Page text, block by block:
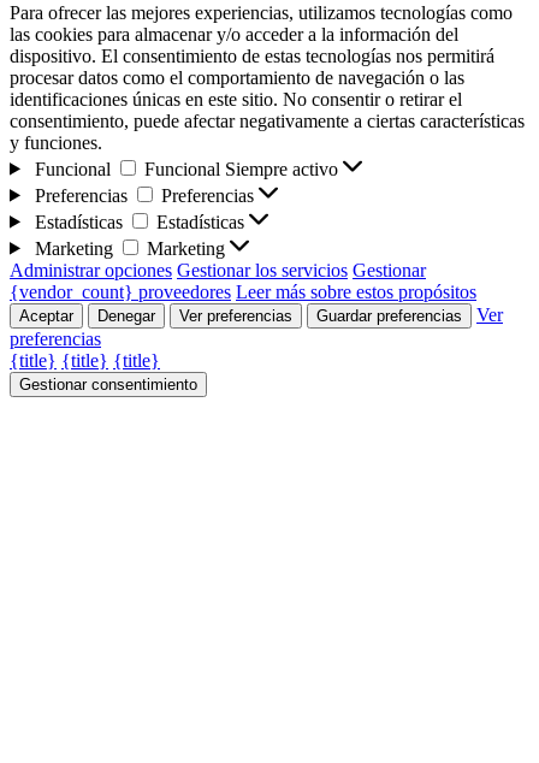
Para ofrecer las mejores experiencias, utilizamos tecnologías como
las cookies para almacenar y/o acceder a la información del
dispositivo. El consentimiento de estas tecnologías nos permitirá
procesar datos como el comportamiento de navegación o las
identificaciones únicas en este sitio. No consentir o retirar el
consentimiento, puede afectar negativamente a ciertas características
y funciones.
Funcional
Funcional Siempre activo
Preferencias
Preferencias
Estadísticas
Estadísticas
Marketing
Marketing
Administrar opciones Gestionar los servicios Gestionar
{vendor_count} proveedores Leer más sobre estos propósitos
Aceptar Denegar Ver preferencias Guardar preferencias
Ver
preferencias
{title} {title} {title}
Gestionar consentimiento